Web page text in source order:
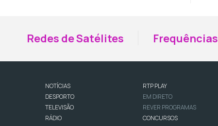
Redes de Satélites Frequências
NOTÍCIAS
DESPORTO
TELEVISÃO
RÁDIO
RTP PLAY
EM DIRETO
REVER PROGRAMAS
CONCURSOS